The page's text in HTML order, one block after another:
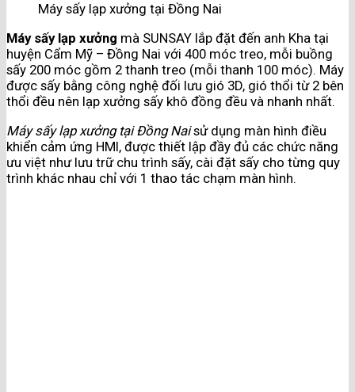
Máy sấy lạp xưởng tại Đồng Nai
Máy sấy lạp xưởng mà SUNSAY lắp đặt đến anh Kha tại
huyện Cẩm Mỹ – Đồng Nai với 400 móc treo, mỗi buồng
sấy 200 móc gồm 2 thanh treo (mỗi thanh 100 móc). Máy
được sấy bằng công nghệ đối lưu gió 3D, gió thổi từ 2 bên
thổi đều nên lạp xưởng sấy khô đồng đều và nhanh nhất.
Máy sấy lạp xưởng tại Đồng Naisử dụng màn hình điều
khiển cảm ứng HMI, được thiết lập đầy đủ các chức năng
ưu việt như lưu trữ chu trình sấy, cài đặt sấy cho từng quy
trình khác nhau chỉ với 1 thao tác chạm màn hình.